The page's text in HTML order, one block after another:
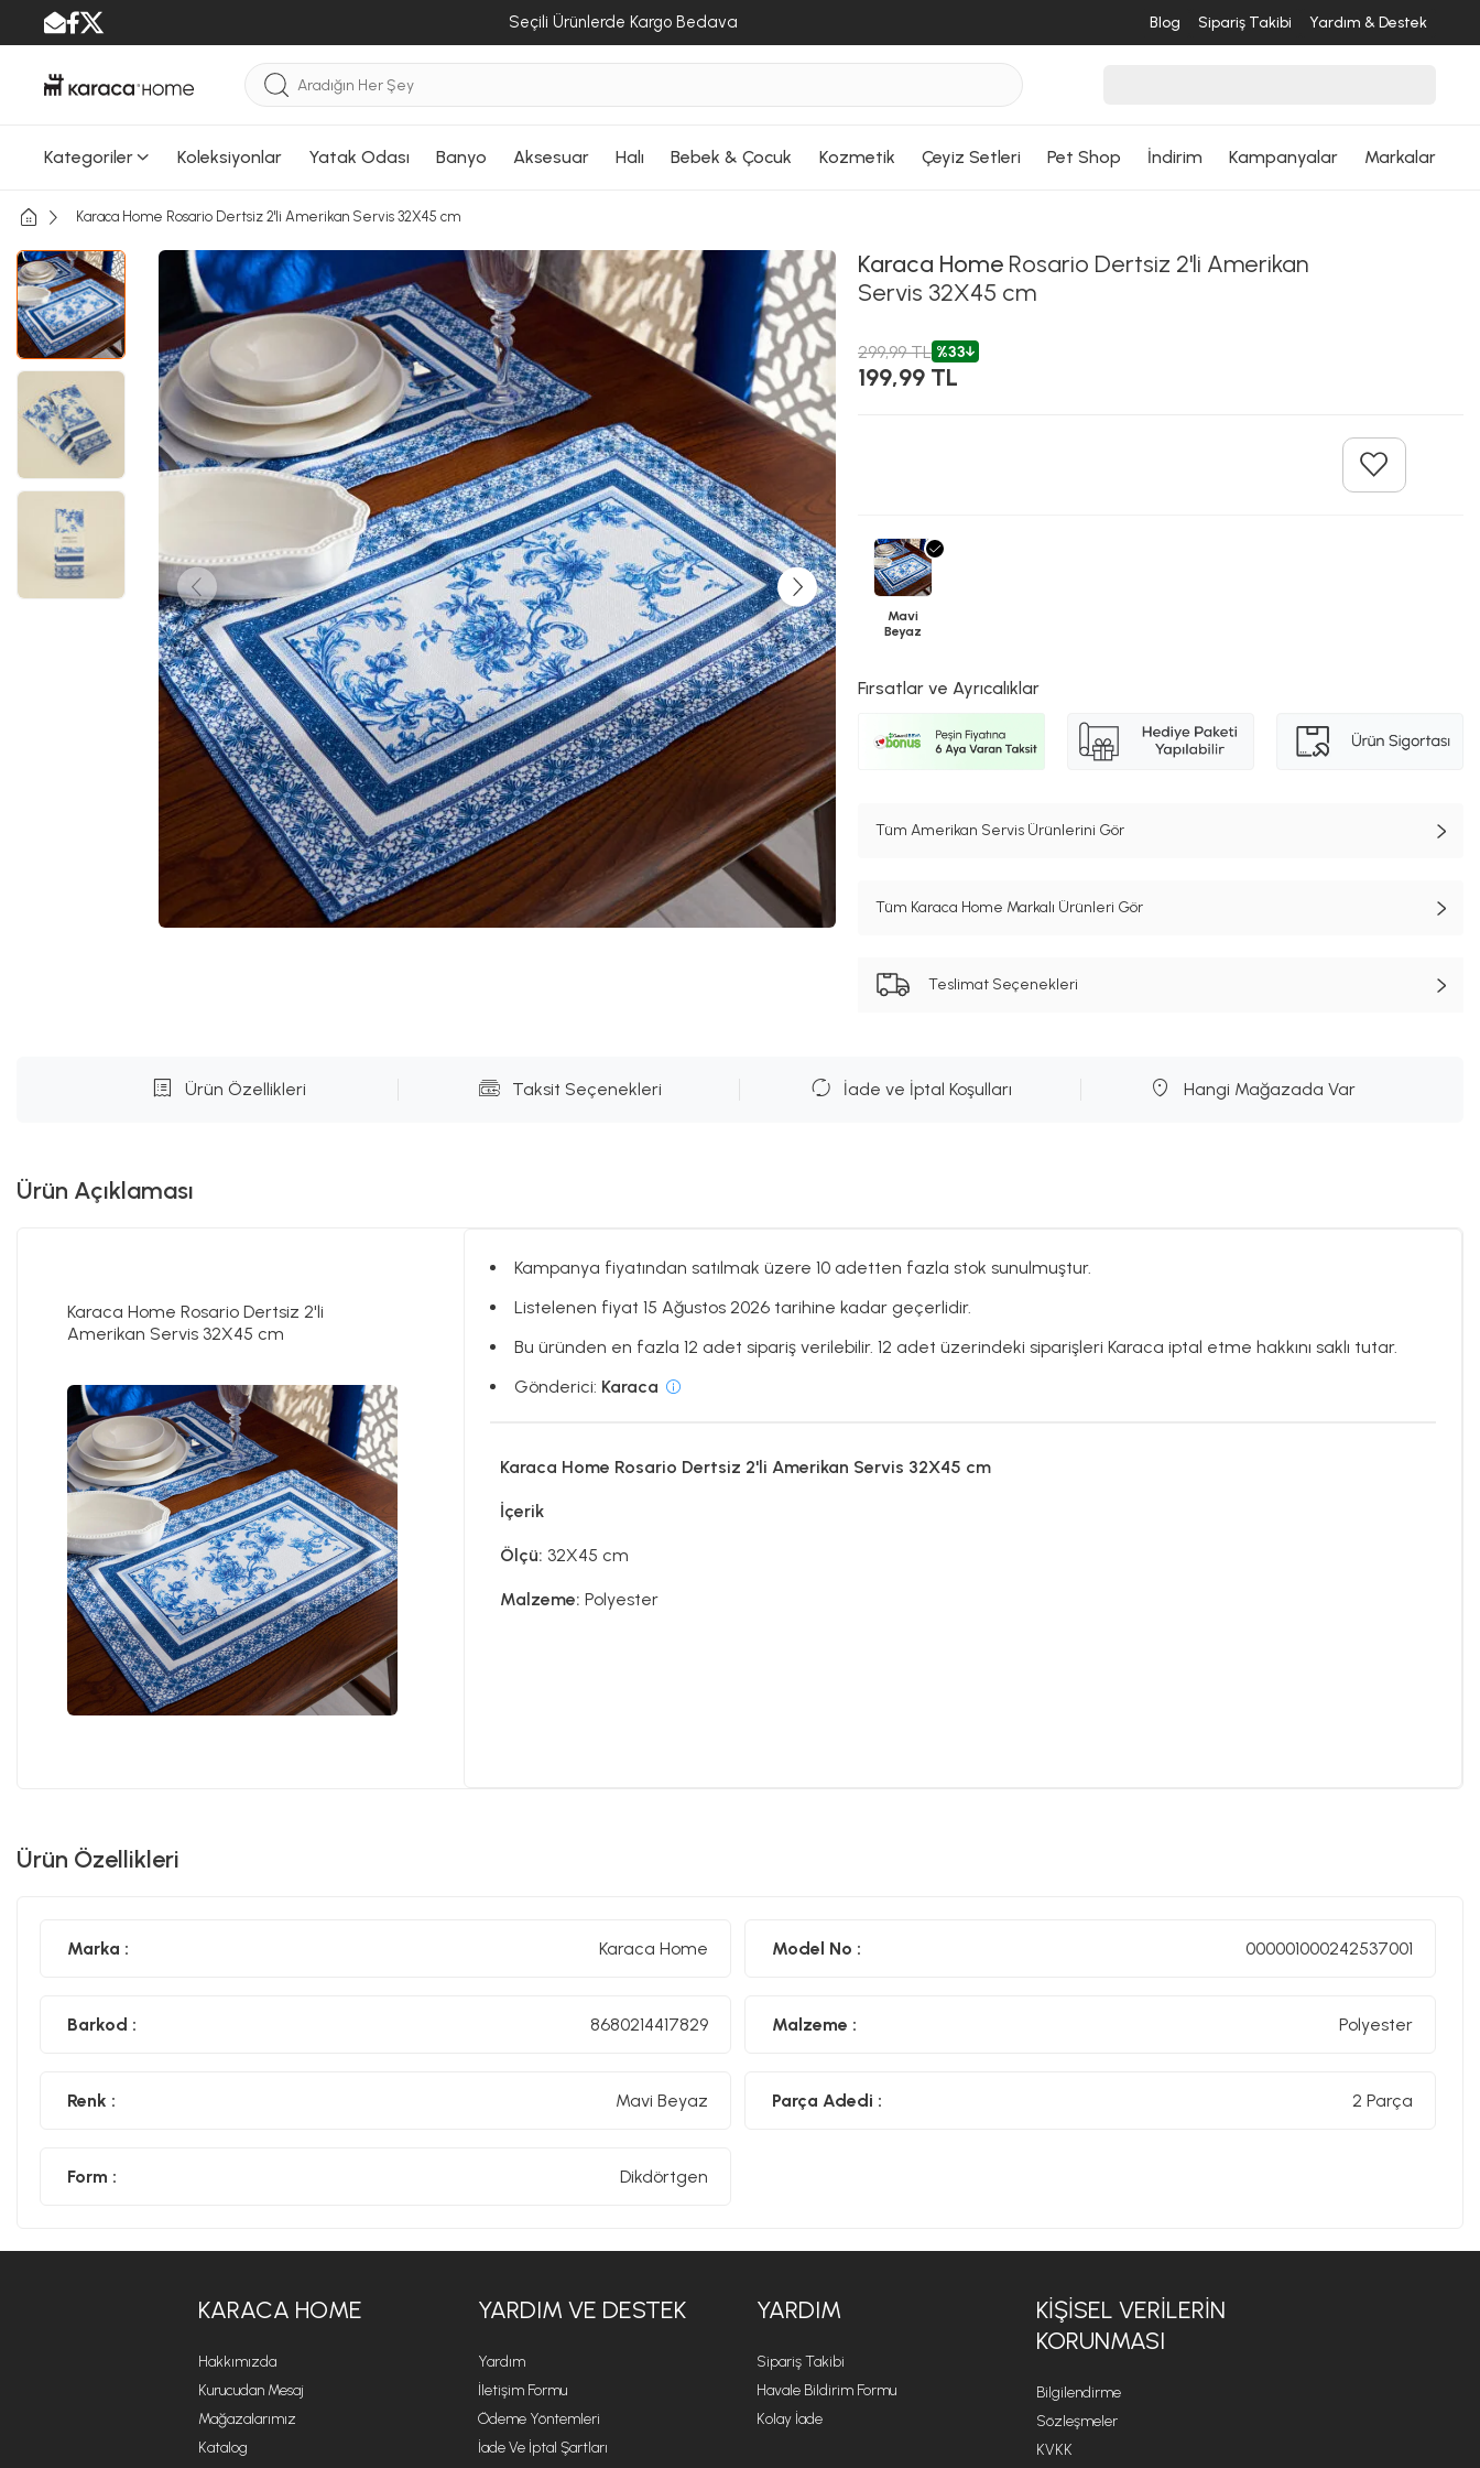
Seçili Ürünlerde Kargo Bedava Blog Sipariş Takibi Yardım & Destek
Kategoriler Koleksiyonlar Yatak Odası Banyo Aksesuar Halı Bebek & Çocuk Kozmetik Çeyiz Setleri Pet Shop İndirim Kampanyalar Markalar
Karaca Home Rosario Dertsiz 2'li Amerikan Servis 32X45 cm
Karaca Home Rosario Dertsiz 2'li Amerikan
Servis 32X45 cm
299,99 TL %33
199,99 TL
Mavi
Beyaz
Fırsatlar ve Ayrıcalıklar
Tüm Amerikan Servis Ürünlerini Gör
Tüm Karaca Home Markalı Ürünleri Gör
Teslimat Seçenekleri
Ürün Özellikleri Taksit Seçenekleri İade ve İptal Koşulları Hangi Mağazada Var
Ürün Açıklaması
Karaca Home Rosario Dertsiz 2'li
Amerikan Servis 32X45 cm
Kampanya fiyatından satılmak üzere 10 adetten fazla stok sunulmuştur.
Listelenen fiyat 15 Ağustos 2026 tarihine kadar geçerlidir.
Bu üründen en fazla 12 adet sipariş verilebilir. 12 adet üzerindeki siparişleri Karaca iptal etme hakkını saklı tutar.
Gönderici: Karaca
Karaca Home Rosario Dertsiz 2'li Amerikan Servis 32X45 cm
İçerik
Ölçü: 32X45 cm
Malzeme:Polyester
Ürün Özellikleri
Marka : Karaca Home Model No : 000001000242537001
Barkod : 8680214417829 Malzeme : Polyester
Renk : Mavi Beyaz Parça Adedi : 2 Parça
Form : Dikdörtgen
KARACA HOME
Hakkımızda
Kurucudan Mesaj
Mağazalarımız
Katalog
YARDIM VE DESTEK
Yardım
İletişim Formu
Ödeme Yöntemleri
İade Ve İptal Şartları
YARDIM
Sipariş Takibi
Havale Bildirim Formu
Kolay İade
KİŞİSEL VERİLERİN
KORUNMASI
Bilgilendirme
Sözleşmeler
KVKK